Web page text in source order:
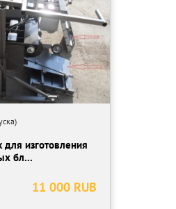
для изготовления
бл...
11 000 RUB